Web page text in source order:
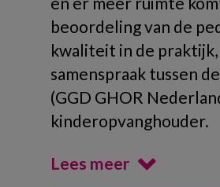
beoordeling van de
kwaliteit in de praktijk,
samenspraak tussen
(GGD GHOR
kinderopvanghouder.
Lees meer